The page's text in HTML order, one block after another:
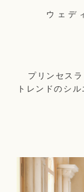
ウェデ
プリンセス
トレンドのシ